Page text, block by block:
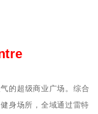
的超级商业广场。综合
身场所，全域通过雷特